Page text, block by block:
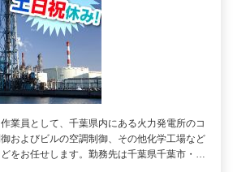
業員として、千葉県内にある火力発電所のコ
およびビルの空調制御、その他化学工場など
をお任せします。勤務先は千葉県千葉市・…